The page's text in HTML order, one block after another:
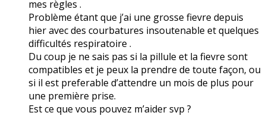
mes règles .
Problème étant que j’ai une grosse fievre depuis
hier avec des courbatures insoutenable et quelques
difficultés respiratoire .
Du coup je ne sais pas si la pillule et la fievre sont
compatibles et je peux la prendre de toute façon, ou
si il est preferable d’attendre un mois de plus pour
une première prise.
Est ce que vous pouvez m’aider svp ?